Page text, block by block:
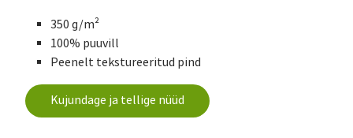
350 g/m²
100% puuvill
Peenelt tekstureeritud pind
Kujundage ja tellige nüüd